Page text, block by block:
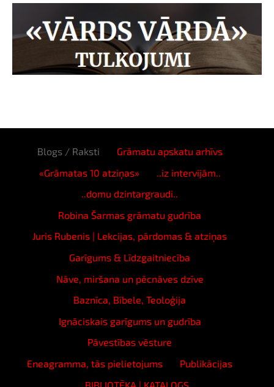
Blogs / Raksti
Grāmatu apskatu arhīvs
«Grāmatas 10 atziņas»
..iz intervijām..
..domu dzintargraudi..
Robina Šarmas grāmatu gudrība
Juris Rubenis | Lekcijas, pārdomas & atziņas
Garīgums & Līdzgaitniecība
Nāve, miršana un pēcnāves dzīve
Baznīca, Bībele, Teoloģija
Ignāciskais garīgums un gudrība
Pāvestības vēsture
Eneagramma, tās pielietojums
Publikācijas
BIBLIOTĒKA | KATALOGS